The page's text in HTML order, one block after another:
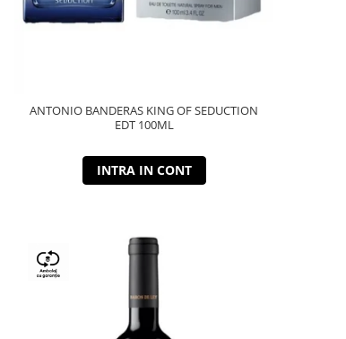
ANTONIO BANDERAS KING OF SEDUCTION
EDT 100ML
INTRA IN CONT